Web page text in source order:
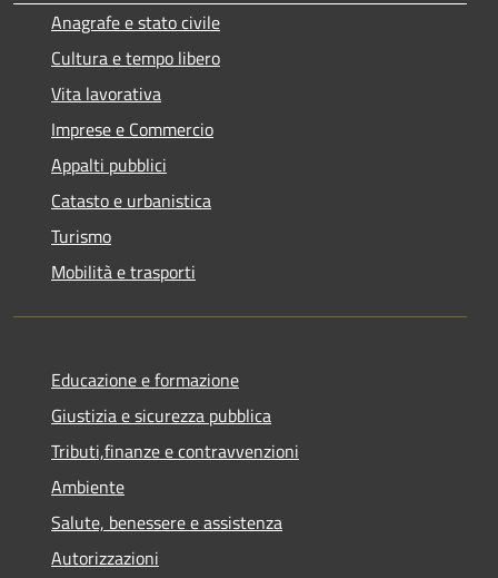
Anagrafe e stato civile
Cultura e tempo libero
Vita lavorativa
Imprese e Commercio
Appalti pubblici
Catasto e urbanistica
Turismo
Mobilità e trasporti
Educazione e formazione
Giustizia e sicurezza pubblica
Tributi,finanze e contravvenzioni
Ambiente
Salute, benessere e assistenza
Autorizzazioni